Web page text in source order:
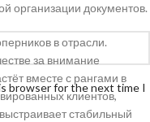
организации документов.
в отрасли.
за внимание
вместе с рангами в
клиентов,
стабильный
browser for the next time I